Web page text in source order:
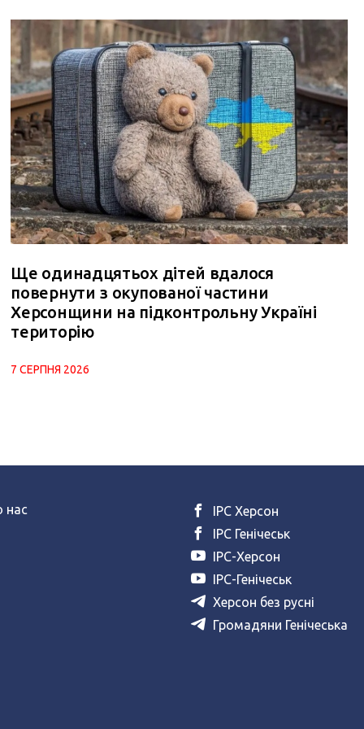
Ще одинадцятьох дітей вдалося
повернути з окупованої частини
Херсонщини на підконтрольну Україні
територію
7 СЕРПНЯ 2026
нас
ІРС Херсон
ІРС Генічеськ
ІРС-Херсон
ІРС-Генічеськ
Херсон без русні
Громадяни Генічеська